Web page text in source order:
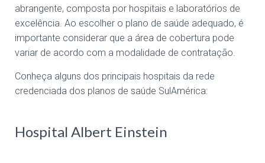
abrangente, composta por hospitais e laboratórios de
excelência. Ao escolher o plano de saúde adequado, é
importante considerar que a área de cobertura pode
variar de acordo com a modalidade de contratação.
Conheça alguns dos principais hospitais da rede
credenciada dos planos de saúde SulAmérica:
Hospital Albert Einstein